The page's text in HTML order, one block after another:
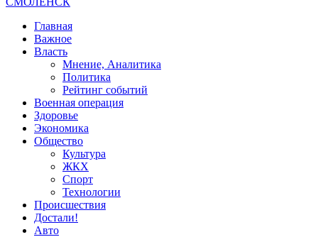
Главная
Важное
Власть
Мнение, Аналитика
Политика
Рейтинг событий
Военная операция
Здоровье
Экономика
Общество
Культура
ЖКХ
Спорт
Технологии
Происшествия
Достали!
Авто